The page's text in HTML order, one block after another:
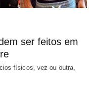
ser feitos em
físicos, vez ou outra,